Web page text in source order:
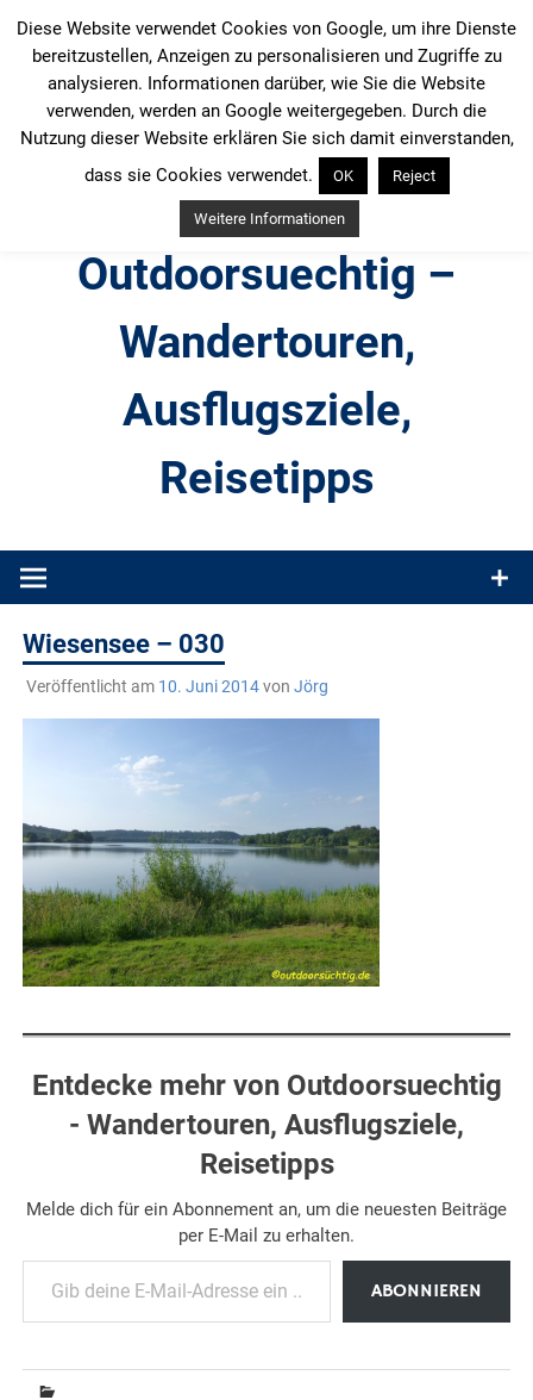
Inhalt
springen
Outdoorsuechtig –
Wandertouren,
Ausflugsziele,
Reisetipps
Produkttests und Buchrezensionen. Ein Blog für alle, die gern
Wiesensee – 030
Veröffentlicht am 10. Juni 2014von Jörg
Entdecke mehr von Outdoorsuechtig
- Wandertouren, Ausflugsziele,
Reisetipps
Melde dich für ein Abonnement an, um die neuesten Beiträge
per E-Mail zu erhalten.
Gib deine E-Mail-Adresse ein ...
ABONNIEREN
Diese Website verwendet Cookies von Google, um ihre Dienste
bereitzustellen, Anzeigen zu personalisieren und Zugriffe zu
analysieren. Informationen darüber, wie Sie die Website
verwenden, werden an Google weitergegeben. Durch die
Nutzung dieser Website erklären Sie sich damit einverstanden,
dass sie Cookies verwendet.
OK Reject
Weitere Informationen